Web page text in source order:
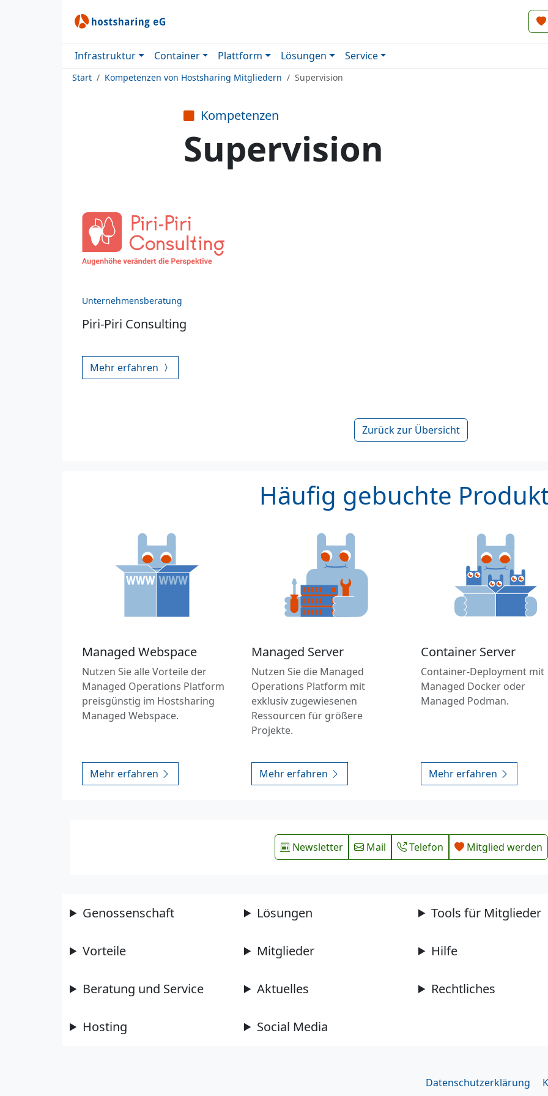
Infrastruktur Container Plattform Lösungen Service
Start Kompetenzen von Hostsharing Mitgliedern Supervision
Kompetenzen
Supervision
Unternehmensberatung
Piri-Piri Consulting
Mehr erfahren
Zurück zur Übersicht
Häufig gebuchte
Managed Webspace
Nutzen Sie alle Vorteile der
Managed Operations Platform
preisgünstig im Hostsharing
Managed Webspace.
Mehr erfahren
Managed Server
Nutzen Sie die Managed
Operations Platform mit
exklusiv zugewiesenen
Ressourcen für größere
Projekte.
Mehr erfahren
Container Server
Container-Deployment mit
Managed Docker oder
Managed Podman.
Mehr erfahren
Newsletter Mail Telefon Mitglied werden
Genossenschaft
Vorteile
Beratung und Service
Hosting
Lösungen
Mitglieder
Aktuelles
Social Media
Tools für Mitglieder
Hilfe
Rechtliches
Datenschutzerklärung